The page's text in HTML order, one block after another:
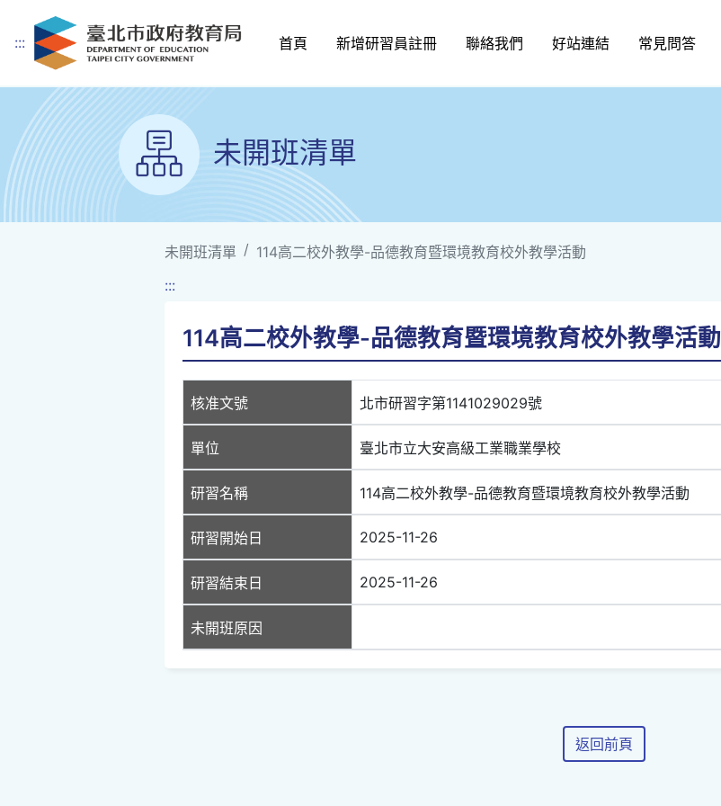
跳到主要內容
::: 首頁 新增研習員註冊 聯絡我們 好站連結 常見問答
未開班清單
未開班清單
114高二校外教學-品德教育暨環境教育校外教學活動
:::
114高二校外教學-品德教育暨環境教育校外教學活動
核准文號 北市研習字第1141029029號
單位 臺北市立大安高級工業職業學校
研習名稱 114高二校外教學-品德教育暨環境教育校外教學活動
研習開始日 2025-11-26
研習結束日 2025-11-26
未開班原因
返回前頁